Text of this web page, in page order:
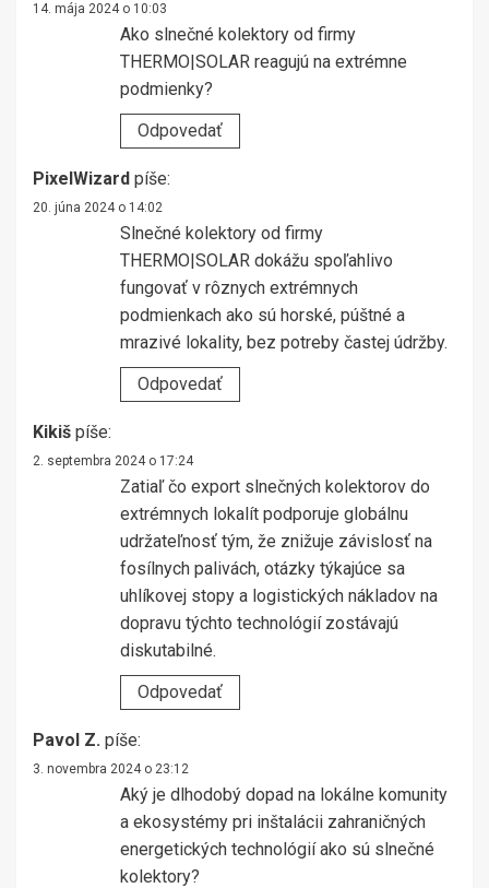
14. mája 2024 o 10:03
Ako slnečné kolektory od firmy
THERMO|SOLAR reagujú na extrémne
podmienky?
Odpovedať
PixelWizard píše:
20. júna 2024 o 14:02
Slnečné kolektory od firmy
THERMO|SOLAR dokážu spoľahlivo
fungovať v rôznych extrémnych
podmienkach ako sú horské, púštné a
mrazivé lokality, bez potreby častej údržby.
Odpovedať
Kikiš píše:
2. septembra 2024 o 17:24
Zatiaľ čo export slnečných kolektorov do
extrémnych lokalít podporuje globálnu
udržateľnosť tým, že znižuje závislosť na
fosílnych palivách, otázky týkajúce sa
uhlíkovej stopy a logistických nákladov na
dopravu týchto technológií zostávajú
diskutabilné.
Odpovedať
Pavol Z. píše:
3. novembra 2024 o 23:12
Aký je dlhodobý dopad na lokálne komunity
a ekosystémy pri inštalácii zahraničných
energetických technológií ako sú slnečné
kolektory?